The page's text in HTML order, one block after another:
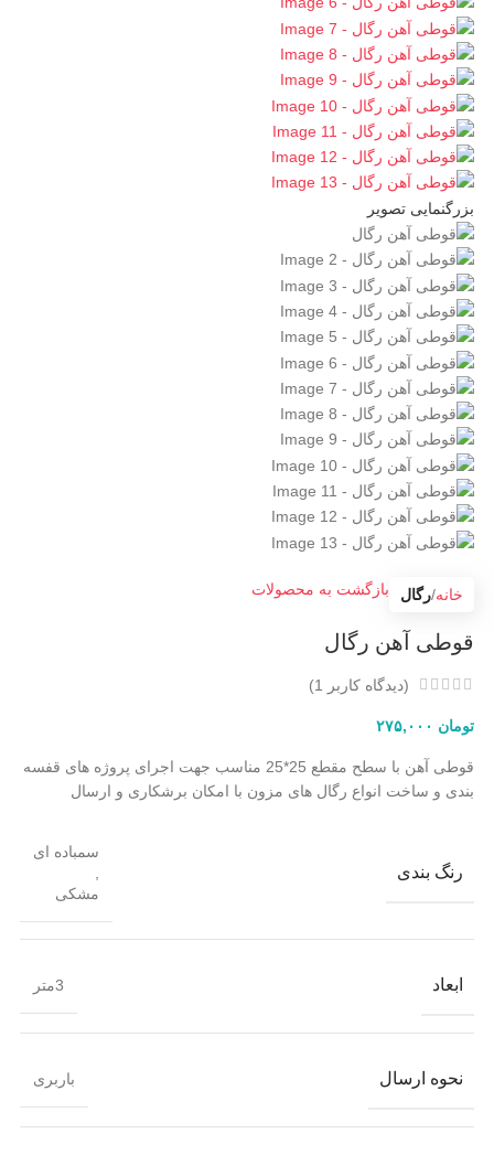
بزرگنمایی تصویر
خانه رگال بازگشت به محصولات
قوطی آهن رگال
(دیدگاه کاربر 1
)
تومان
قوطی آهن با سطح مقطع 25*25 مناسب جهت اجرای پروژه های قفسه
بندی و ساخت انواع رگال های مزون با امکان برشکاری و ارسال
رنگ بندی
سمباده ای
مشکی
ابعاد 3متر
نحوه ارسال باربری